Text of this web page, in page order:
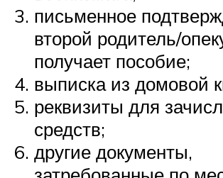
письменное
второй родитель/
получает пособие;
выписка из домовой
реквизиты для
средств;
другие документы,